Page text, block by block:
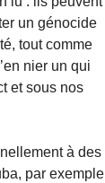
un génocide
tout comme
nier un qui
et sous nos
à des
par exemple